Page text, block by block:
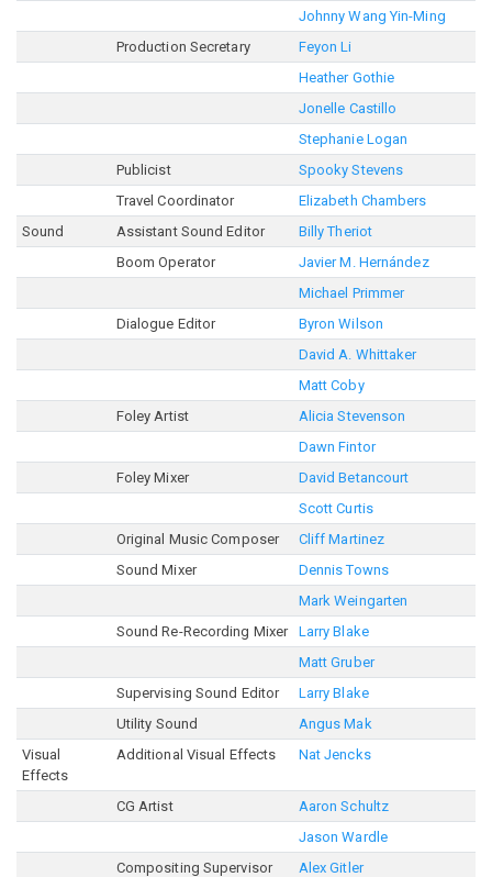
Johnny Wang Yin-Ming
Production Secretary
Feyon Li
Heather Gothie
Jonelle Castillo
Stephanie Logan
Publicist
Spooky Stevens
Travel Coordinator
Elizabeth Chambers
Sound
Assistant Sound Editor
Billy Theriot
Boom Operator
Javier M. Hernández
Michael Primmer
Dialogue Editor
Byron Wilson
David A. Whittaker
Matt Coby
Foley Artist
Alicia Stevenson
Dawn Fintor
Foley Mixer
David Betancourt
Scott Curtis
Original Music Composer
Cliff Martinez
Sound Mixer
Dennis Towns
Mark Weingarten
Sound Re-Recording Mixer
Larry Blake
Matt Gruber
Supervising Sound Editor
Larry Blake
Utility Sound
Angus Mak
Visual
Effects
Additional Visual Effects Nat Jencks
CG Artist
Aaron Schultz
Jason Wardle
Compositing Supervisor
Alex Gitler